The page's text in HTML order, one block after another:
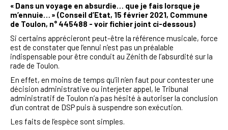
« Dans un voyage en absurdie… que je fais lorsque je
m’ennuie… » (Conseil d’Etat, 15 février 2021, Commune
de Toulon, n° 445488 - voir fichier joint ci-dessous)
Si certains apprécieront peut-être la référence musicale, force
est de constater que l’ennui n’est pas un préalable
indispensable pour être conduit au Zénith de l’absurdité sur la
rade de Toulon.
En effet, en moins de temps qu’il n’en faut pour contester une
décision administrative ou interjeter appel, le Tribunal
administratif de Toulon n’a pas hésité à autoriser la conclusion
d’un contrat de DSP puis à suspendre son exécution.
Les faits de l’espèce sont simples.